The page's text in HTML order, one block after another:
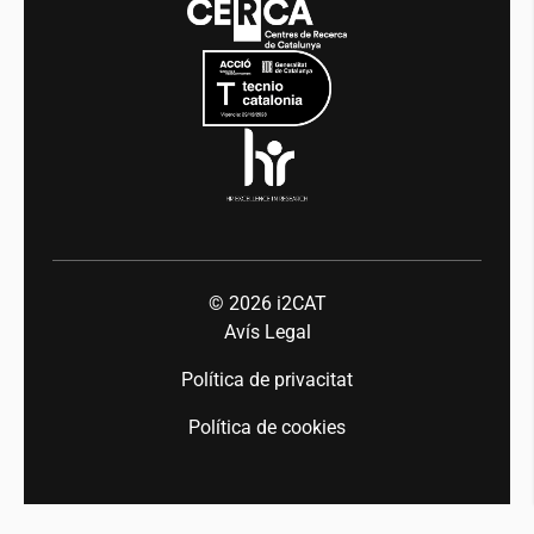
Equitat i diversitat
© 2026 i2CAT
Avís Legal
Política de privacitat
Política de cookies